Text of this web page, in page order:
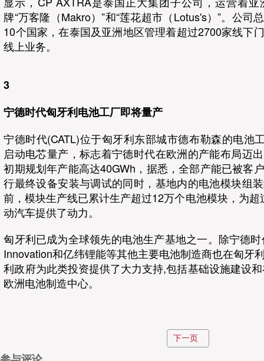
牌“万客隆（Makro）”和“莲花超市（Lotus's）”。公司
10个国家，在泰国及亚洲地区管理着超过2700家线下
线上业务。
3
宁德时代匈牙利电池工厂即将量产
宁德时代(CATL)位于匈牙利东部城市德布勒森的电池
启动电芯量产，标志着宁德时代在欧洲的产能布局迈
初期规划年产能高达40GWh，据悉，全部产能已被客
行最终设备安装与调试的同时，基地内的电池模块组
前，模块生产线已累计生产超过12万个电池模块，为
动汽车提供了动力。
匈牙利已成为全球领先的电池生产基地之一。除宁德
Innovation和亿纬锂能等其他主要电池制造商也在匈牙
利政府为此类投资提供了大力支持,包括基础设施建设
欧洲电池制造中心。
创巴西史上规模最大仓储租赁合同！Shopee拿下22万
下一页